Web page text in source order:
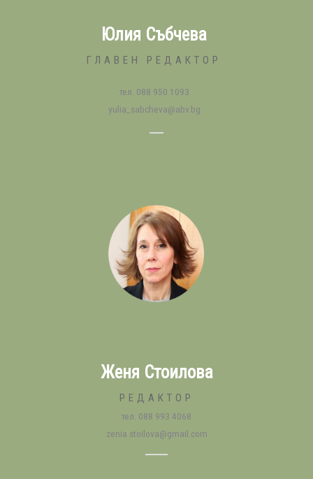
Юлия Събчева
ГЛАВЕН РЕДАКТОР
тел. 088 950 1093
yulia_sabcheva@abv.bg
Женя Стоилова
РЕДАКТОР
тел. 088 993 4068
zenia.stoilova@gmail.com